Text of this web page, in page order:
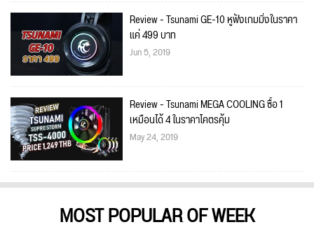
Review - Tsunami GE-10 หูฟังเกมมิ่งในราคา
แค่ 499 บาท
Jun 5, 2019
Review - Tsunami MEGA COOLING ซื้อ 1
เหมือนได้ 4 ในราคาโคตรคุ้ม
May 24, 2019
MOST POPULAR OF WEEK